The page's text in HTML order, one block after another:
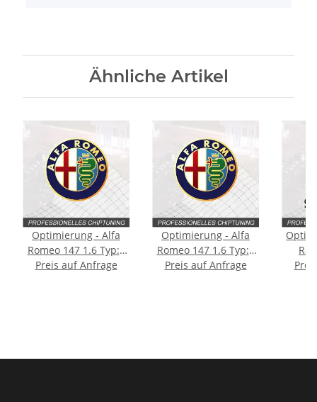
Ähnliche Artikel
Optimierung - Alfa
Romeo 147 1.6 Typ:2
generation 105PS
Preis auf Anfrage
Optimierung - Alfa
Romeo 147 1.6 Typ:1
generation 120PS
Preis auf Anfrage